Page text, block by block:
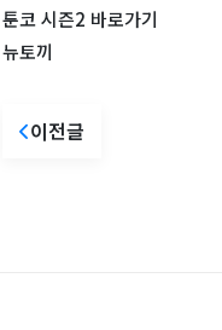
툰코 시즌2 바로가기
뉴토끼
이전글